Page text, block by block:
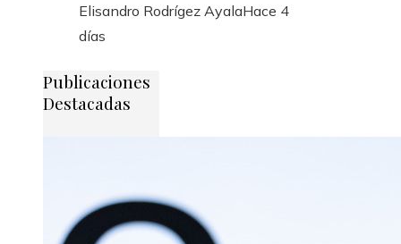
Elisandro Rodrígez AyalaHace 4
días
Publicaciones
Destacadas